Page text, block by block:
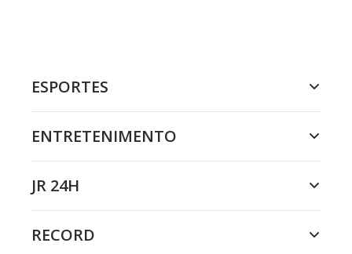
ESPORTES
ENTRETENIMENTO
JR 24H
RECORD